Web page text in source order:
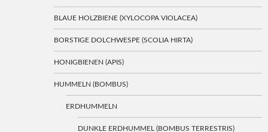
BLAUE HOLZBIENE (XYLOCOPA VIOLACEA)
BORSTIGE DOLCHWESPE (SCOLIA HIRTA)
HONIGBIENEN (APIS)
HUMMELN (BOMBUS)
ERDHUMMELN
DUNKLE ERDHUMMEL (BOMBUS TERRESTRIS)